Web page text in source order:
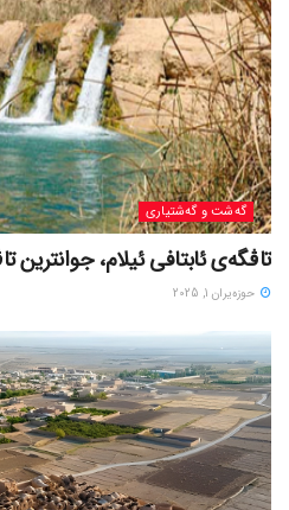
گه‌شت و گه‌شتیاری
تاڤگەی ئابتافی ئیلام، جوانترین
حوزه‌یران 1, 2025